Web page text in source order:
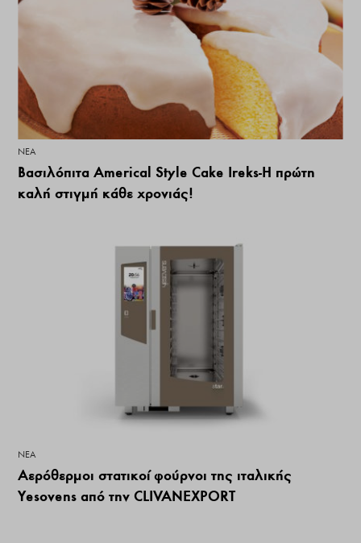
ΝΕΑ
Βασιλόπιτα Americal Style Cake Ireks-Η πρώτη
καλή στιγμή κάθε χρονιάς!
ΝΕΑ
Αερόθερμοι στατικοί φούρνοι της ιταλικής
Yesovens από την CLIVANEXPORT